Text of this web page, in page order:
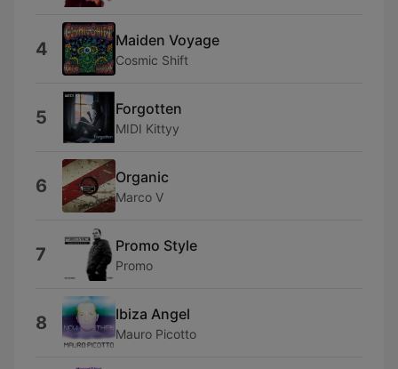
4 Maiden Voyage
Cosmic Shift
5 Forgotten
MIDI Kittyy
6 Organic
Marco V
7 Promo Style
Promo
8 Ibiza Angel
Mauro Picotto